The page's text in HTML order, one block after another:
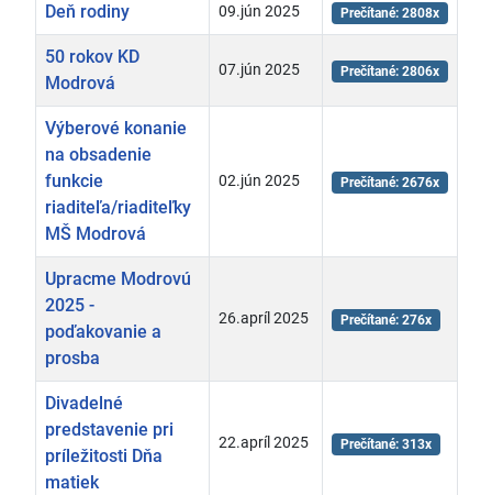
Deň rodiny 09.jún 2025 Prečítané: 2808x
50 rokov KD
Modrová
07.jún 2025 Prečítané: 2806x
Výberové konanie
na obsadenie
funkcie
riaditeľa/riaditeľky
MŠ Modrová
02.jún 2025 Prečítané: 2676x
Upracme Modrovú
2025 -
poďakovanie a
prosba
26.apríl 2025 Prečítané: 276x
Divadelné
predstavenie pri
príležitosti Dňa
matiek
22.apríl 2025 Prečítané: 313x